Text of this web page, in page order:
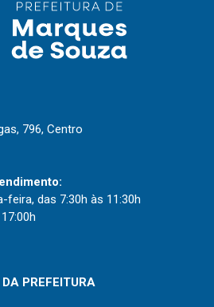
796, Centro
feira, das 7:30h às 11:30h
PREFEITURA